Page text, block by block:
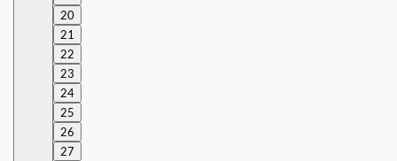
20
21
22
23
24
25
26
27